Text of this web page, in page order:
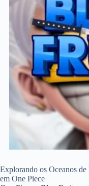
Explorando os Oceanos de
em One Piece